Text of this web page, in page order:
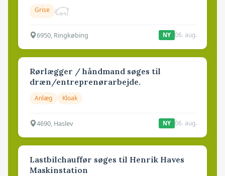
Grise
6950, Ringkøbing NY 06. aug.
Rørlægger / håndmand søges til
dræn/entreprenørarbejde.
Anlæg Kloak
4690, Haslev NY 06. aug.
Lastbilchauffør søges til Henrik Haves
Maskinstation